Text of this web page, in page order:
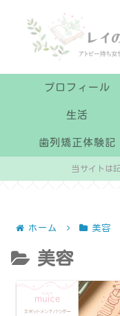
プロフィール
生活
歯列矯正体験記
当サイトは
ホーム 美容
美容